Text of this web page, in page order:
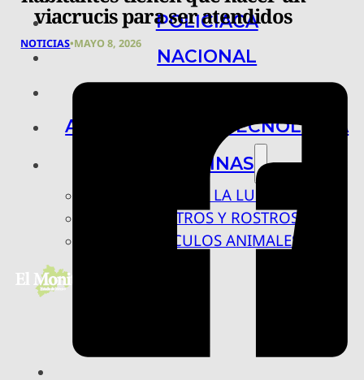
POLICIACA
NACIONAL
ARTE, CIENCIA Y TECNOLOGÍA
COLUMNAS
BAJO LA LUPA
RASTROS Y ROSTROS
VÍNCULOS ANIMALES
viacrucis para ser atendidos
NOTICIAS•MAYO 8, 2026